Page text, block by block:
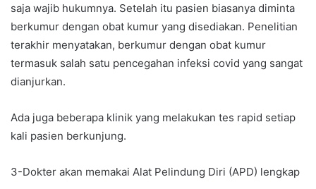
saja wajib hukumnya. Setelah itu pasien biasanya diminta
berkumur dengan obat kumur yang disediakan. Penelitian
terakhir menyatakan, berkumur dengan obat kumur
termasuk salah satu pencegahan infeksi covid yang sangat
dianjurkan.
Ada juga beberapa klinik yang melakukan tes rapid setiap
kali pasien berkunjung.
3-Dokter akan memakai Alat Pelindung Diri (APD) lengkap